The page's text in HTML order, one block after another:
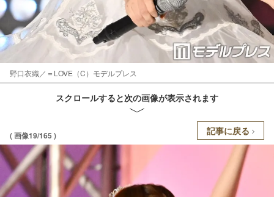
野口衣織／＝LOVE（C）モデルプレス
スクロールすると次の画像が表示されます
( 画像19/165 ) 記事に戻る